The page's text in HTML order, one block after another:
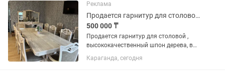
Реклама
Продается гарнитур для столовой , стол, 10 стульев , сервант , трюмо
500 000 ₸
Продается гарнитур для столовой ,
высококачественный шпон дерева, в
комплект входит , стол раздвижной
размер 240 -280 мм на 120 мм, также
Караганда, сегодня